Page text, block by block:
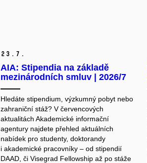
23. 7.
AIA: Stipendia na základě
mezinárodních smluv | 2026/7
Hledáte stipendium, výzkumný pobyt nebo
zahraniční stáž? V červencových
aktualitách Akademické informační
agentury najdete přehled aktuálních
nabídek pro studenty, doktorandy
i akademické pracovníky – od stipendií
DAAD, či Visegrad Fellowship až po stáže